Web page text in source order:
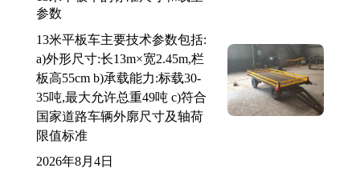
参数
13米平板车主要技术参数包括:
a)外形尺寸:长13m×宽2.45m,栏
板高55cm b)承载能力:标载30-
35吨,最大允许总重49吨 c)符合
国家道路车辆外廓尺寸及轴荷
限值标准
2026年8月4日